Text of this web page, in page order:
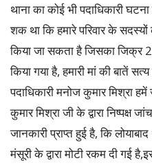
थाना का कोई भी पदाधिकारी
शक था कि हमारे परिवार के
किया जा सकता है जिसका जिक्र
किया गया है, हमारी मां की बातें
पदाधिकारी मनोज कुमार मिश्रा
कुमार मिश्रा जी के द्वारा निष्पक्ष
जानकारी प्राप्त हुई है, कि
मंसूरी के द्वारा मोटी रकम दी गई